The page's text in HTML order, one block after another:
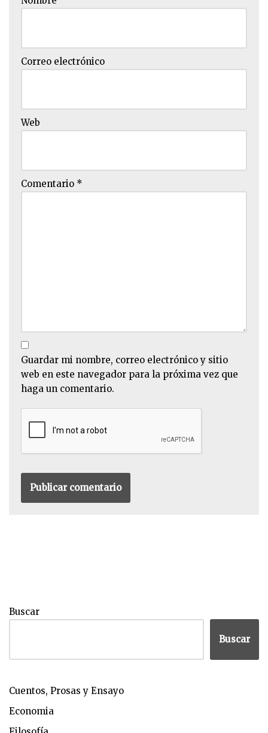
Correo electrónico
Web
Comentario *
Guardar mi nombre, correo electrónico y sitio
web en este navegador para la próxima vez que
haga un comentario.
Buscar
Buscar
Cuentos, Prosas y Ensayo
Economia